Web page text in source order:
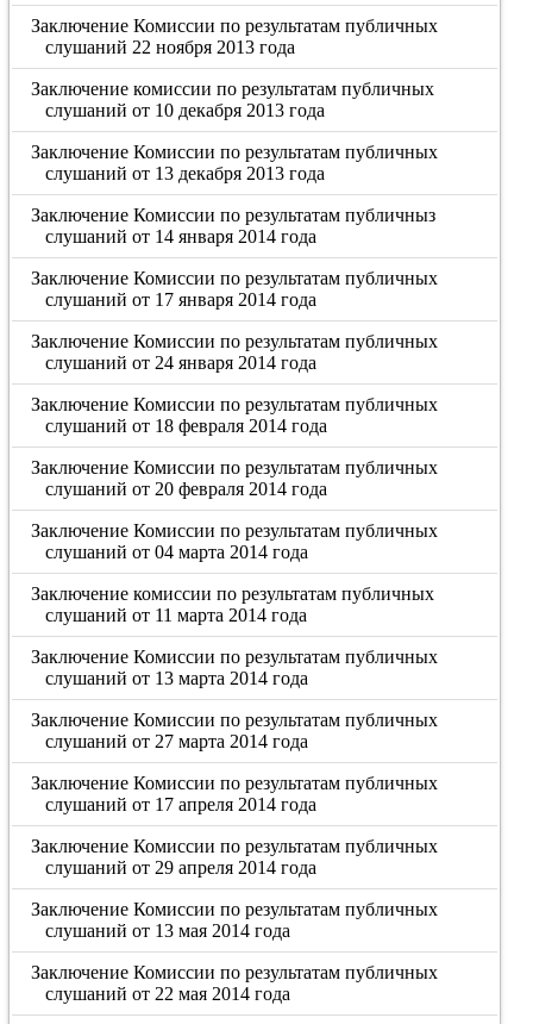
Заключение Комиссии по результатам публичных
слушаний 22 ноября 2013 года
Заключение комиссии по результатам публичных
слушаний от 10 декабря 2013 года
Заключение Комиссии по результатам публичных
слушаний от 13 декабря 2013 года
Заключение Комиссии по результатам публичныз
слушаний от 14 января 2014 года
Заключение Комиссии по результатам публичных
слушаний от 17 января 2014 года
Заключение Комиссии по результатам публичных
слушаний от 24 января 2014 года
Заключение Комиссии по результатам публичных
слушаний от 18 февраля 2014 года
Заключение Комиссии по результатам публичных
слушаний от 20 февраля 2014 года
Заключение Комиссии по результатам публичных
слушаний от 04 марта 2014 года
Заключение комиссии по результатам публичных
слушаний от 11 марта 2014 года
Заключение Комиссии по результатам публичных
слушаний от 13 марта 2014 года
Заключение Комиссии по результатам публичных
слушаний от 27 марта 2014 года
Заключение Комиссии по результатам публичных
слушаний от 17 апреля 2014 года
Заключение Комиссии по результатам публичных
слушаний от 29 апреля 2014 года
Заключение Комиссии по результатам публичных
слушаний от 13 мая 2014 года
Заключение Комиссии по результатам публичных
слушаний от 22 мая 2014 года